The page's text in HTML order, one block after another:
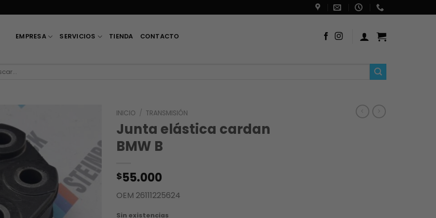
EMPRESA SERVICIOS TIENDA CONTACTO
INICIO / TRANSMISIÓN
Junta elástica cardan
BMW B
$55.000
OEM 26111225624
Sin existencias